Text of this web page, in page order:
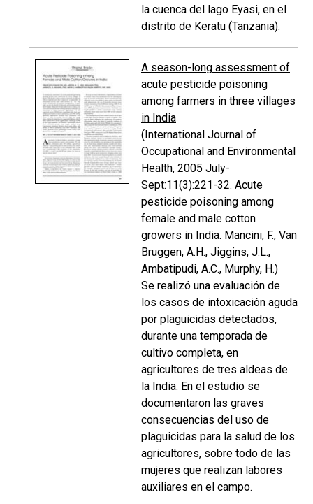
la cuenca del lago Eyasi, en el
distrito de Keratu (Tanzania).
A season-long assessment of
acute pesticide poisoning
among farmers in three villages
in India
(International Journal of
Occupational and Environmental
Health, 2005 July-
Sept:11(3):221-32. Acute
pesticide poisoning among
female and male cotton
growers in India. Mancini, F., Van
Bruggen, A.H., Jiggins, J.L.,
Ambatipudi, A.C., Murphy, H.)
Se realizó una evaluación de
los casos de intoxicación aguda
por plaguicidas detectados,
durante una temporada de
cultivo completa, en
agricultores de tres aldeas de
la India. En el estudio se
documentaron las graves
consecuencias del uso de
plaguicidas para la salud de los
agricultores, sobre todo de las
mujeres que realizan labores
auxiliares en el campo.